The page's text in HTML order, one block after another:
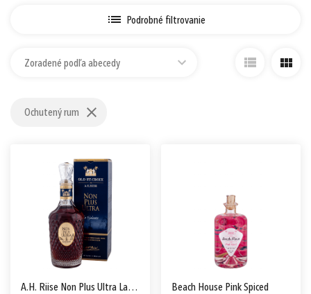
Podrobné filtrovanie
Zoradené podľa abecedy
Ochutený rum
A.H. Riise Non Plus Ultra La Galante Beach House Pink Spiced